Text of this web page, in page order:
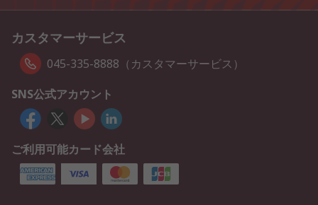
カスタマーサービス
045-335-8888（カスタマーサービス）
SNS公式アカウント
ご利用可能カード会社